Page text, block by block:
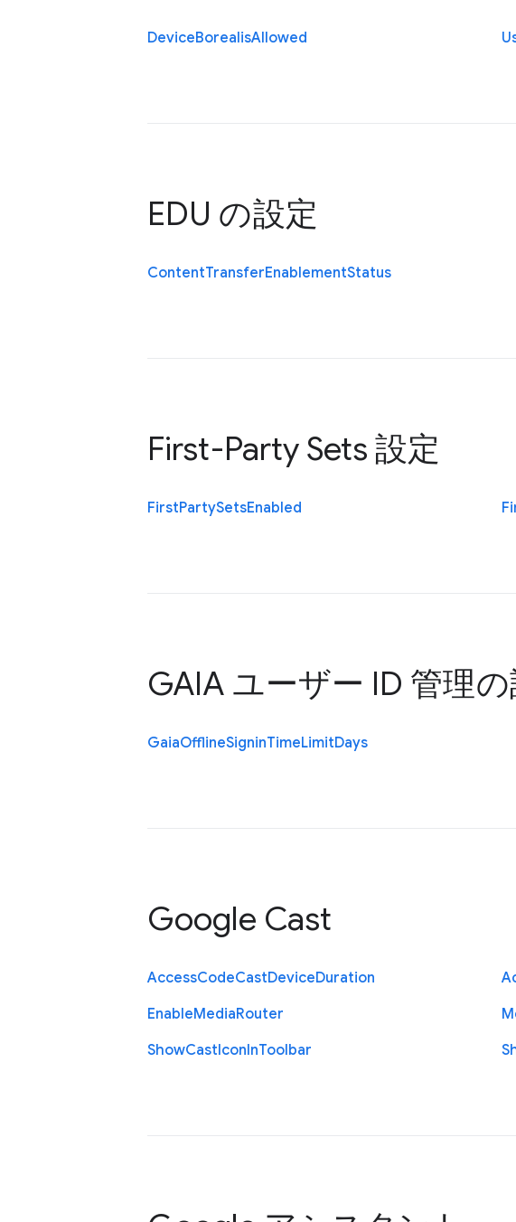
DeviceBorealisAllowed
EDU の設定
ContentTransferEnablementStatus
First-Party Sets 設定
FirstPartySetsEnabled
GAIA ユーザー ID 管理
GaiaOfflineSigninTimeLimitDays
Google Cast
AccessCodeCastDeviceDuration
EnableMediaRouter
ShowCastIconInToolbar